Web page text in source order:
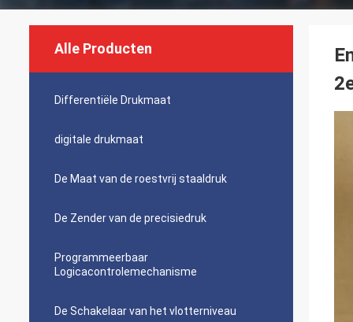
Alle Producten
Differentiële Drukmaat
digitale drukmaat
De Maat van de roestvrij staaldruk
De Zender van de precisiedruk
Programmeerbaar
Logicacontrolemechanisme
De Schakelaar van het vlotterniveau